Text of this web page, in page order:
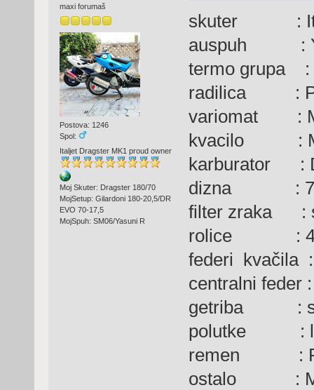
maxi forumaš
Postova: 1246
Spol:
Italjet Dragster MK1 proud owner
Moj Skuter: Dragster 180/70
MojSetup: Gilardoni 180-20,5/DR
EVO 70-17,5
MojSpuh: SM06/Yasuni R
skuter :
auspuh :
termo grupa :
radilica :
variomat :
kvacilo :
karburator :
dizna :
filter zraka :
rolice :
federi kvačila
centralni feder
getriba :
polutke :
remen :
ostalo :